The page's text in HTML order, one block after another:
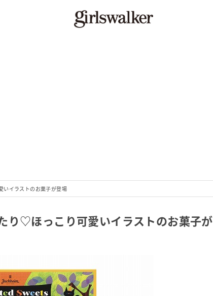
いイラストのお菓子が登場
り♡ほっこり可愛いイラストのお菓子が